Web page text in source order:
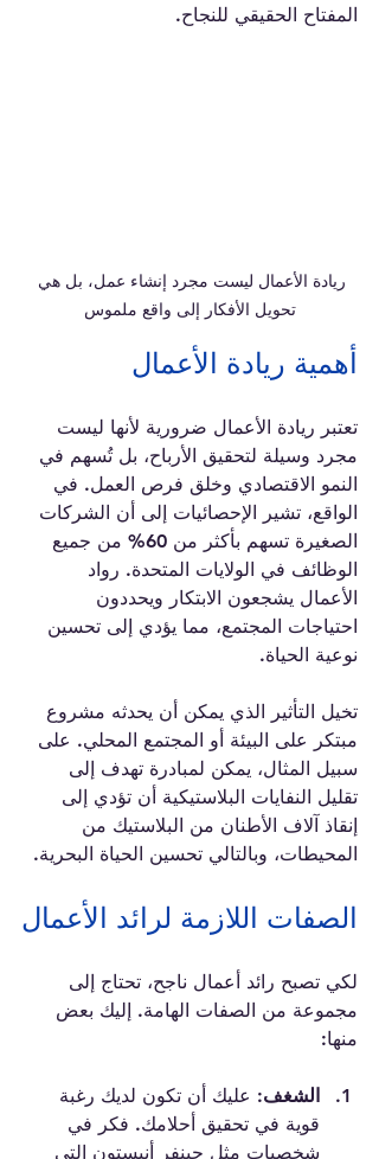
المفتاح الحقيقي للنجاح.
ريادة الأعمال ليست مجرد إنشاء عمل، بل هي
تحويل الأفكار إلى واقع ملموس
أهمية ريادة الأعمال
تعتبر ريادة الأعمال ضرورية لأنها ليست
مجرد وسيلة لتحقيق الأرباح، بل تُسهم في
النمو الاقتصادي وخلق فرص العمل. في
الواقع، تشير الإحصائيات إلى أن الشركات
الصغيرة تسهم بأكثر من 60% من جميع
الوظائف في الولايات المتحدة. رواد
الأعمال يشجعون الابتكار ويحددون
احتياجات المجتمع، مما يؤدي إلى تحسين
نوعية الحياة.
تخيل التأثير الذي يمكن أن يحدثه مشروع
مبتكر على البيئة أو المجتمع المحلي. على
سبيل المثال، يمكن لمبادرة تهدف إلى
تقليل النفايات البلاستيكية أن تؤدي إلى
إنقاذ آلاف الأطنان من البلاستيك من
المحيطات، وبالتالي تحسين الحياة البحرية.
الصفات اللازمة لرائد الأعمال
لكي تصبح رائد أعمال ناجح، تحتاج إلى
مجموعة من الصفات الهامة. إليك بعض
منها:
الشغف: عليك أن تكون لديك رغبة
قوية في تحقيق أحلامك. فكر في
شخصيات مثل جينفر أنيستون التي